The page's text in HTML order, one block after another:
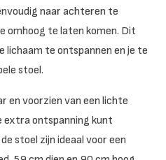
naar achteren te
omhoog te laten komen. Dit
lichaam te ontspannen en je te
stoel.
en voorzien van een lichte
extra ontspanning kunt
stoel zijn ideaal voor een